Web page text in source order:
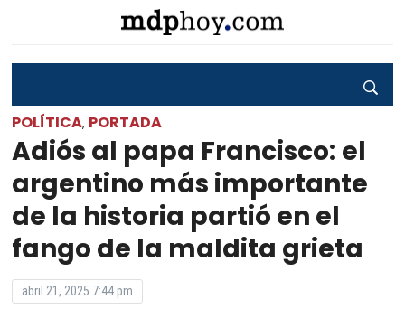
POLÍTICA, PORTADA
Adiós al papa Francisco: el
argentino más importante
de la historia partió en el
fango de la maldita grieta
abril 21, 2025 7:44 pm